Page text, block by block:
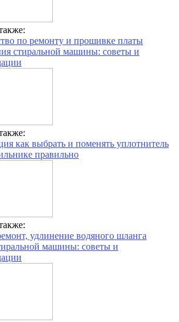
по ремонту и прошивке платы
стиральной машины: советы и
как выбрать и поменять уплотнитель
правильно
удлинение водяного шланга
машины: советы и